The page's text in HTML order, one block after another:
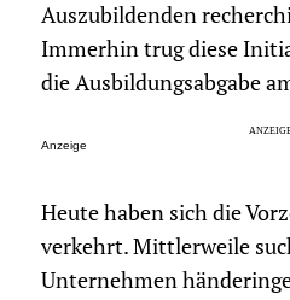
Auszubildenden
Immerhin trug diese
die Ausbildungsabgabe
Anzeige
Heute haben sich die
verkehrt. Mittlerweile
Unternehmen